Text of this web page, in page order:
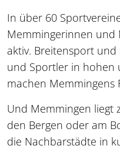
In über 60
Memmingerinnen und
aktiv. Breitensport
und Sportler in hohen
machen Memmingens
Und Memmingen liegt
den Bergen oder am
die Nachbarstädte in